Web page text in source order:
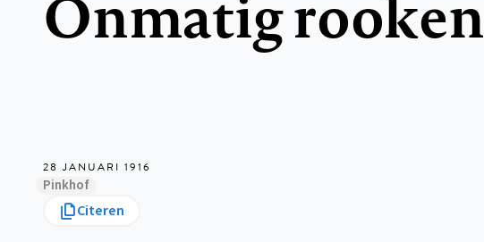
28 JANUARI 1916
Pinkhof
Citeren